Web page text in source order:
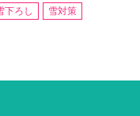
下ろし 雪対策